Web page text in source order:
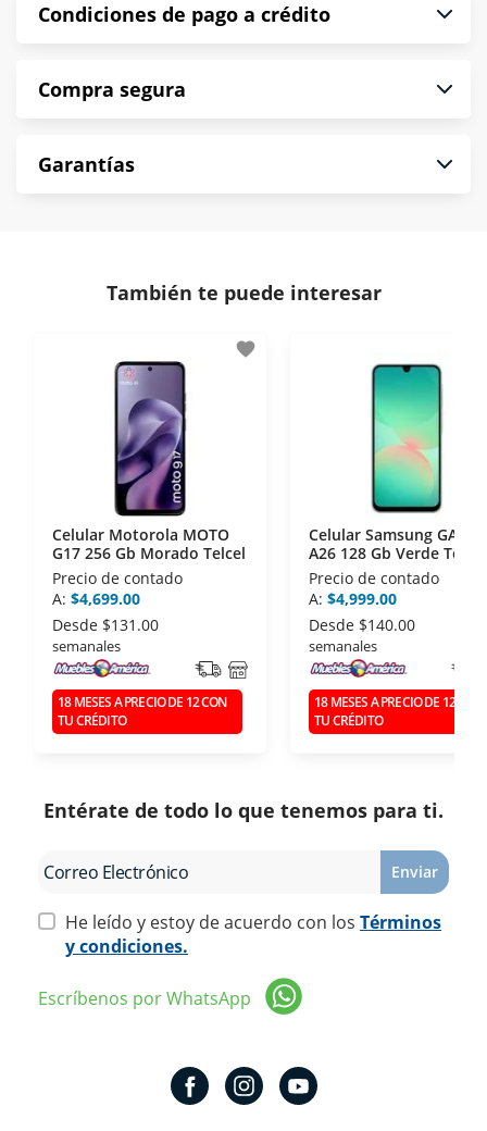
Condiciones de pago a crédito
puntualmente. Al finalizar tu compra generas el
*Sujeto a aprobación de crédito conforme a
norma de Muebles América.
Compra segura
compra es segura de principio a fin.
- Certificados de seguridad SSL y Encriptación 3D.
disposiciones legales y Códigos de Ética de la
Asociación Mexicana de Internet (AIMX).
- Nos encontramos en la lista de socios Activos de
la Asociación de Internet.MX.
Garantías
También te puede interesar
favorite
Celular Motorola MOTO
G17 256 Gb Morado Telcel
Precio de contado
A: $4,699.00
Desde $131.00
semanales
18 MESES A PRECIO DE 12 CON
TU CRÉDITO
Celular Samsung
A26 128 Gb Verde Telcel
Precio de contado
A: $4,999.00
Desde $140.00
semanales
18 MESES A PRECIO DE 12 CON
TU CRÉDITO
Entérate de todo lo que tenemos para ti.
Enviar
He leído y estoy de acuerdo con los Términos
y condiciones.
Escríbenos por WhatsApp